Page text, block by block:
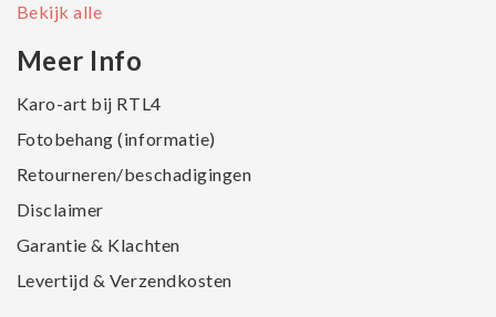
Bekijk alle
Meer Info
Karo-art bij RTL4
Fotobehang (informatie)
Retourneren/beschadigingen
Disclaimer
Garantie & Klachten
Levertijd & Verzendkosten